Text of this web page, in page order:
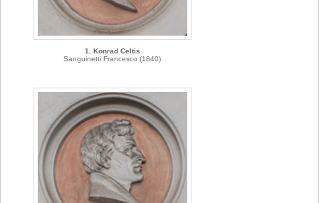
1. Konrad Celtis
Sanguinetti Francesco (1840)